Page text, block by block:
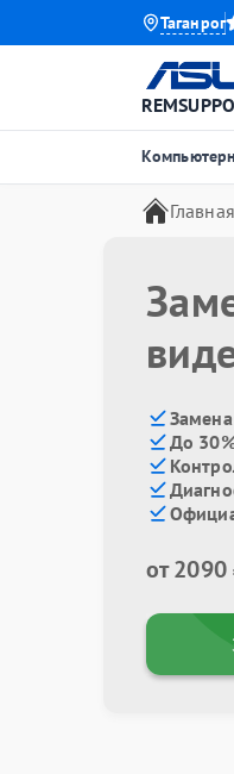
Таганрог
Главная
До
от 2090